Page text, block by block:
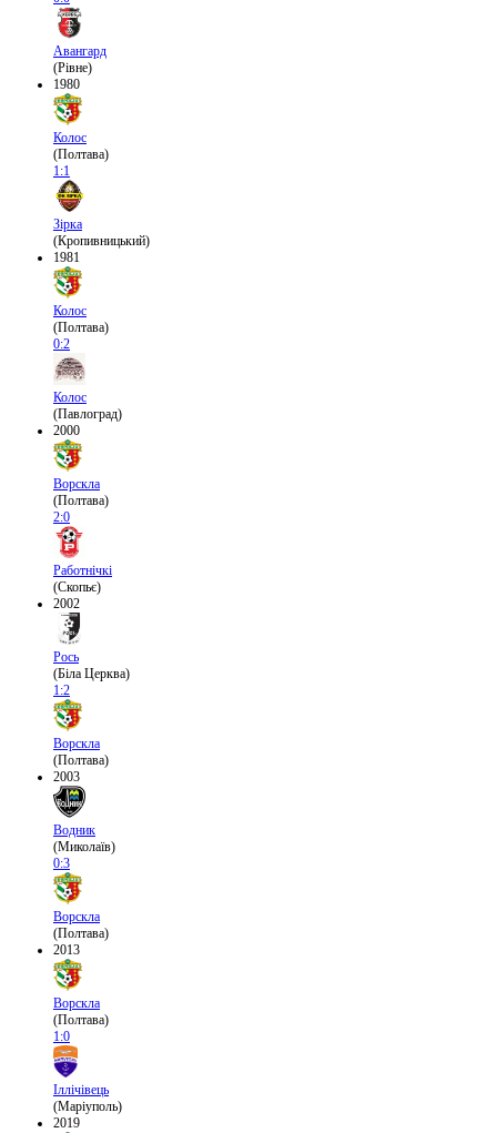
Авангард
(Рівне)
1980
Колос
(Полтава)
1:1
Зірка
(Кропивницький)
1981
Колос
(Полтава)
0:2
Колос
(Павлоград)
2000
Ворскла
(Полтава)
2:0
Работнічкі
(Скопьє)
2002
Рось
(Біла Церква)
1:2
Ворскла
(Полтава)
2003
Водник
(Миколаїв)
0:3
Ворскла
(Полтава)
2013
Ворскла
(Полтава)
1:0
Іллічівець
(Маріуполь)
2019